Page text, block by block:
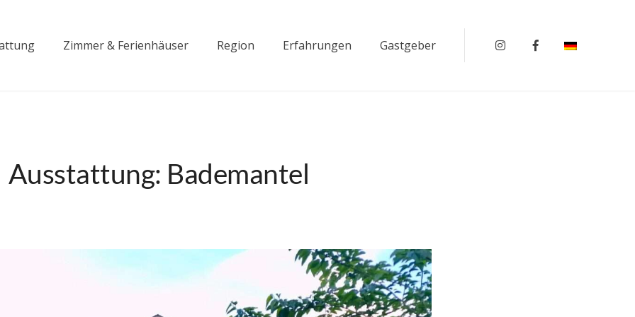
Zimmer & Ferienhäuser Region Erfahrungen Gastgeber InstagramFacebook
Ausstattung: Bademantel